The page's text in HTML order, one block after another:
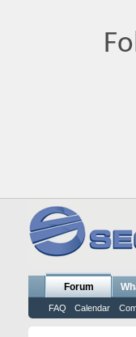
Forum
FAQ Calendar